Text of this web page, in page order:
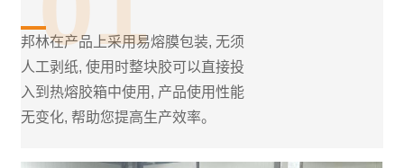
邦林在产品上采用易熔膜包装, 无须
人工剥纸, 使用时整块胶可以直接投
入到热熔胶箱中使用, 产品使用性能
无变化, 帮助您提高生产效率。